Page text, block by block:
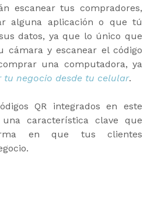
escanear tus compradores,
alguna aplicación o que tú
datos, ya que lo único que
cámara y escanear el código
una computadora, ya
tu negocio desde tu celular.
QR integrados en este
característica clave que
en que tus clientes